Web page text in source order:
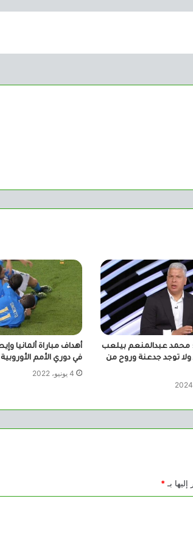
محمد عبدالمنعم بيلعب
توجد جدعنة وروح من
في دوري الأمم الأوروبية
4 يونيو، 2022
بـ *